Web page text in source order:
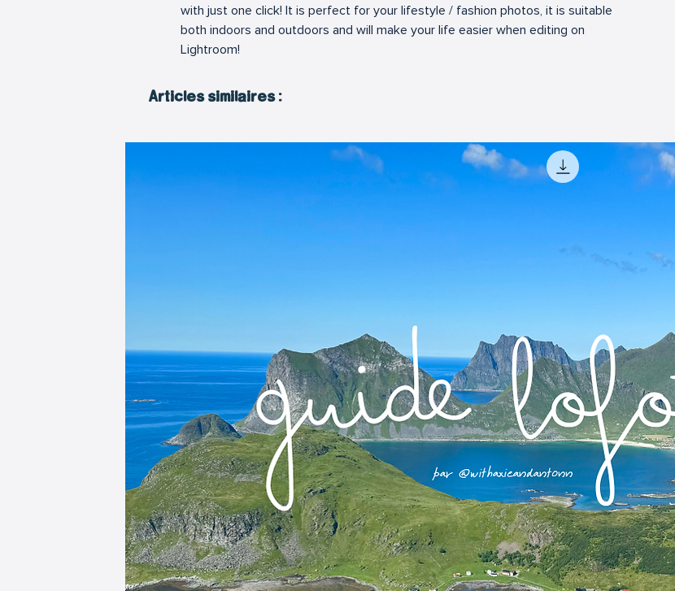
Articles similaires
with just one click! It is perfect for your lifestyle / fashion photos, it is suitable
both indoors and outdoors and will make your life easier when editing on
Lightroom!
Articles similaires :